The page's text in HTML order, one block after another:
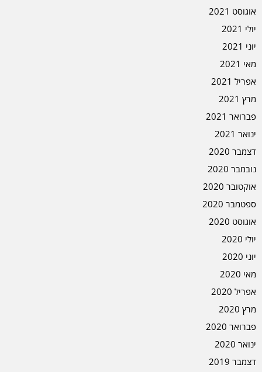
אוגוסט 2021
יולי 2021
יוני 2021
מאי 2021
אפריל 2021
מרץ 2021
פברואר 2021
ינואר 2021
דצמבר 2020
נובמבר 2020
אוקטובר 2020
ספטמבר 2020
אוגוסט 2020
יולי 2020
יוני 2020
מאי 2020
אפריל 2020
מרץ 2020
פברואר 2020
ינואר 2020
דצמבר 2019